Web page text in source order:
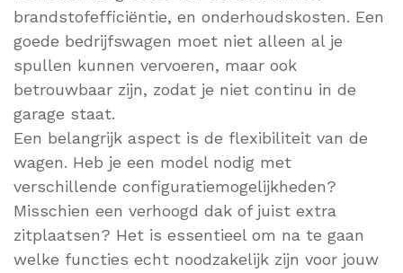
brandstofefficiëntie, en onderhoudskosten. Een
goede bedrijfswagen moet niet alleen al je
spullen kunnen vervoeren, maar ook
betrouwbaar zijn, zodat je niet continu in de
garage staat.
Een belangrijk aspect is de flexibiliteit van de
wagen. Heb je een model nodig met
verschillende configuratiemogelijkheden?
Misschien een verhoogd dak of juist extra
zitplaatsen? Het is essentieel om na te gaan
welke functies echt noodzakelijk zijn voor jouw